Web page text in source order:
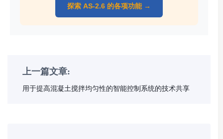
探索 AS-2.6 的各项功能 →
上一篇文章:
用于提高混凝土搅拌均匀性的智能控制系统的技术共享